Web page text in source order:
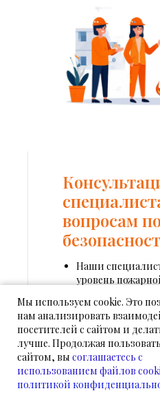
вопросам
Наши
уровень
рекомендации,
объекта защиты
пожарной
Подробнее
Мы используем cookie. Это
нам анализировать
посетителей с сайтом и
лучше. Продолжая
сайтом, вы соглашаетесь с
использованием файлов
политикой